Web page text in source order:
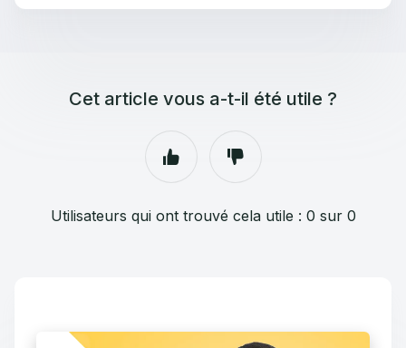
Cet article vous a-t-il été utile ?
Utilisateurs qui ont trouvé cela utile : 0 sur 0